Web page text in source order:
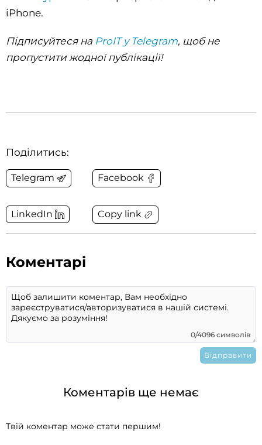
iPhone.
Підписуйтеся на ProIT у Telegram, щоб не
пропустити жодної публікації!
Поділитись:
Telegram Facebook
LinkedIn Copy link
Коментарі
0/4096 символів
Коментарів ще немає
Твій коментар може стати першим!